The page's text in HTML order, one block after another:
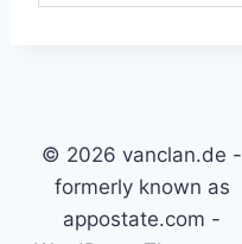
© 2026 vanclan.de -
formerly known as
appostate.com -